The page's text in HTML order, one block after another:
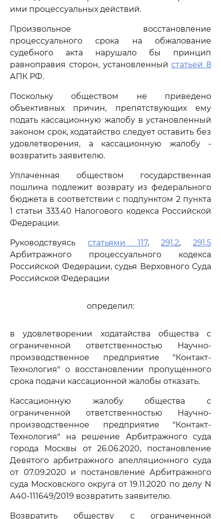
ими процессуальных действий.
Произвольное восстановление
процессуального срока на обжалование
судебного акта нарушало бы принцип
равноправия сторон, установленныйстатьей 8
АПК РФ.
Поскольку обществом не приведено
объективных причин, препятствующих ему
подать кассационную жалобу в установленный
законом срок, ходатайство следует оставить без
удовлетворения, а кассационную жалобу -
возвратить заявителю.
Уплаченная обществом государственная
пошлина подлежит возврату из федерального
бюджета в соответствии с подпунктом 2 пункта
1 статьи 333.40 Налогового кодекса Российской
Федерации.
Руководствуясь статьями 117,291.2, 291.5
Арбитражного процессуального кодекса
Российской Федерации, судья Верховного Суда
Российской Федерации
определил:
в удовлетворении ходатайства общества с
ограниченной ответственностью Научно-
производственное предприятие "Контакт-
Технология" о восстановлении пропущенного
срока подачи кассационной жалобы отказать.
Кассационную жалобу общества с
ограниченной ответственностью Научно-
производственное предприятие "Контакт-
Технология" на решение Арбитражного суда
города Москвы от 26.06.2020, постановление
Девятого арбитражного апелляционного суда
от 07.09.2020 и постановление Арбитражного
суда Московского округа от 19.11.2020 по делу N
А40-111649/2019 возвратить заявителю.
Возвратить обществу с ограниченной